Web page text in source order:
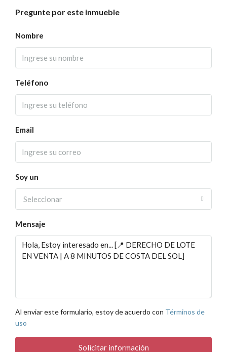
Pregunte por este inmueble
Nombre
Teléfono
Email
Soy un
Seleccionar
Mensaje
Al enviar este formulario, estoy de acuerdo con Términos de
uso
Solicitar información